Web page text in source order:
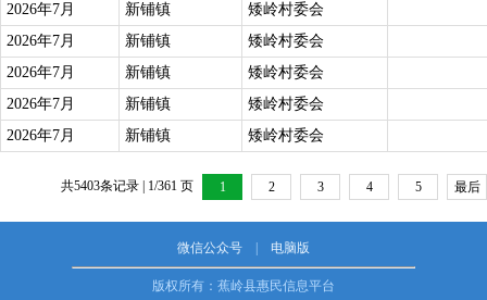
2026年7月
新铺镇
矮岭村委会
2026年7月
新铺镇
矮岭村委会
2026年7月
新铺镇
矮岭村委会
2026年7月
新铺镇
矮岭村委会
2026年7月
新铺镇 矮岭村委会
共5403条记录 | 1/361 页 1 2 3 4 5
最后
微信公众号 电脑版
版权所有：蕉岭县惠民信息平台